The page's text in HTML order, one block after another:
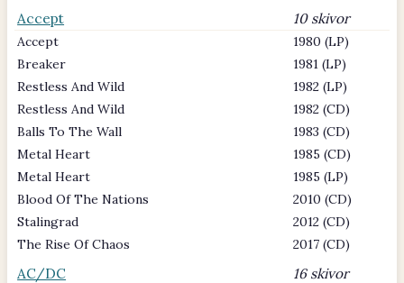
Accept 10 skivor
Accept
1980 (LP)
Breaker
1981 (LP)
Restless And Wild
1982 (LP)
Restless And Wild
1982 (CD)
Balls To The Wall
1983 (CD)
Metal Heart
1985 (CD)
Metal Heart
1985 (LP)
Blood Of The Nations
2010 (CD)
Stalingrad
2012 (CD)
The Rise Of Chaos
2017 (CD)
AC/DC 16 skivor